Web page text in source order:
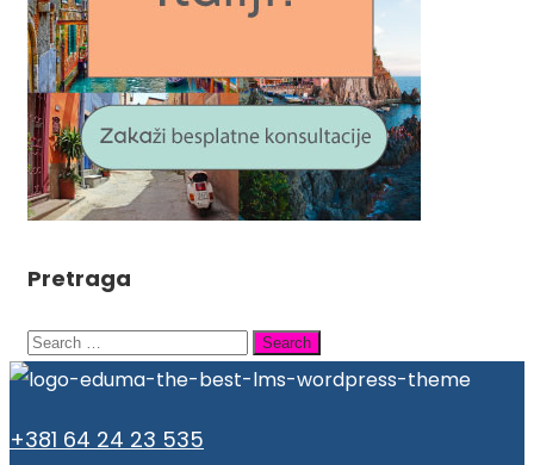
Pretraga
Search
for:
+381 64 24 23 535